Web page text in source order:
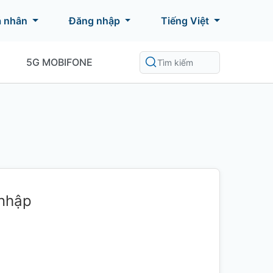
nhân Đăng nhập Tiếng Việt
5G MOBIFONE